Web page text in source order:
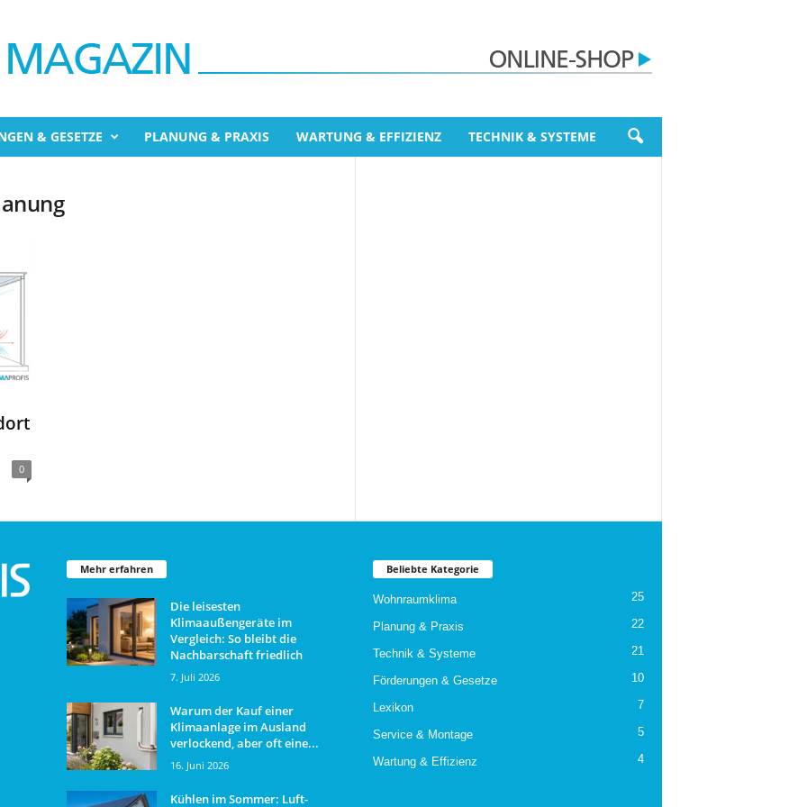
& GESETZE PLANUNG & PRAXIS WARTUNG & EFFIZIENZ TECHNIK & SYSTEME
0
Mehr erfahren
Die leisesten
Klimaaußengeräte im
Vergleich: So bleibt die
Nachbarschaft friedlich
7. Juli 2026
Warum der Kauf einer
Klimaanlage im Ausland
verlockend, aber oft eine...
16. Juni 2026
Kühlen im Sommer: Luft-
Beliebte Kategorie
Wohnraumklima 25
Planung & Praxis 22
Technik & Systeme 21
Förderungen & Gesetze 10
Lexikon 7
Service & Montage 5
Wartung & Effizienz 4